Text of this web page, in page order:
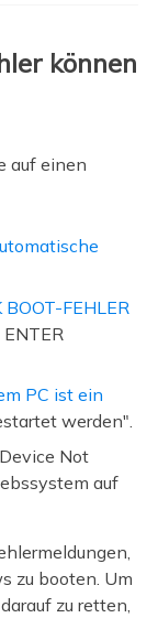
können
auf einen
BOOT-FEHLER
PC ist ein
werden".
Not
auf
zu booten. Um
zu retten,